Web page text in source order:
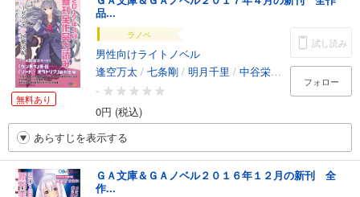
無料あり
品...
ラノベ
男性向けライトノベル
逢空万太 / 七条剛 / 明月千里 / 中谷栄太 /機村械人/大
-
0円 (税込)
試し読み
フォロー
あらすじを表示する
ＧＡ文庫＆ＧＡノベル２０１６年１２月の新刊 全
作...